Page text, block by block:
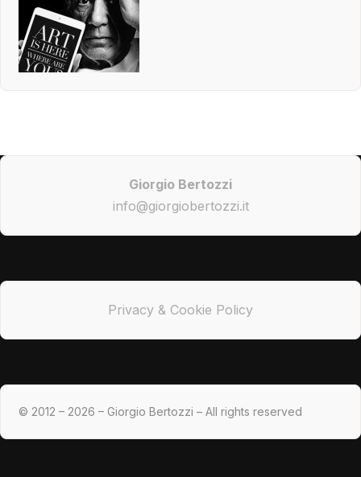
Giorgio Bertozzi
info@giorgiobertozzi.it
Privacy & Cookie Policy
© 2012 – 2026 – Giorgio Bertozzi – All rights reserved